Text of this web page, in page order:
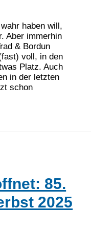
haben will,
Aber immerhin
& Bordun
voll, in den
Platz. Auch
in der letzten
schon
85.
2025